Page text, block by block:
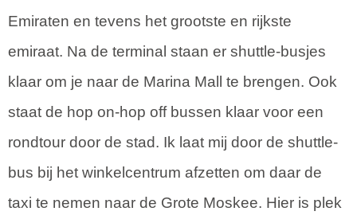
Emiraten en tevens het grootste en rijkste
emiraat. Na de terminal staan er shuttle-busjes
klaar om je naar de Marina Mall te brengen. Ook
staat de hop on-hop off bussen klaar voor een
rondtour door de stad. Ik laat mij door de shuttle-
bus bij het winkelcentrum afzetten om daar de
taxi te nemen naar de Grote Moskee. Hier is plek